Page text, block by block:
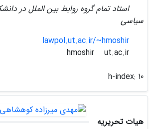
استاد تمام گروه روابط بین الملل در
سیاسی
lawpol.ut.ac.ir/~hmoshir
ut.ac.ir
h-index: 10
هیات تحریریه